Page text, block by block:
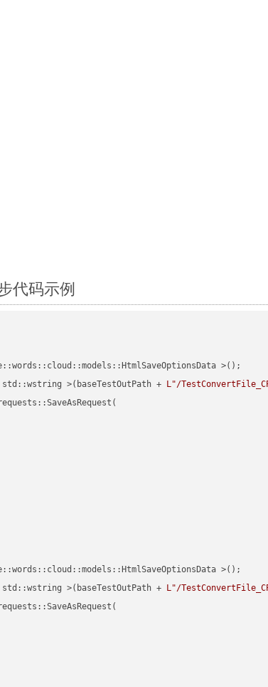
代码示例
>();
std::wstring >(baseTestOutPath + L"/
>();
std::wstring >(baseTestOutPath + L"/